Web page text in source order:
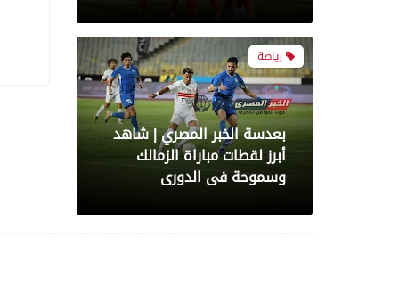
رياضة
أبرز لقطات الشوط الأول
لمباراة الزمالك وسموحه فى
الدورى